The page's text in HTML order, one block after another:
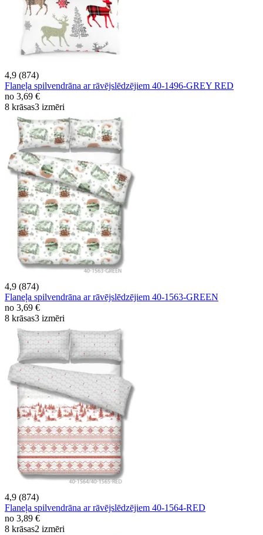
4,9 (874)
Flaneļa spilvendrāna ar rāvējslēdzējiem 40-1496-GREY RED
no 3,69 €
8 krāsas3 izmēri
4,9 (874)
Flaneļa spilvendrāna ar rāvējslēdzējiem 40-1563-GREEN
no 3,69 €
8 krāsas3 izmēri
4,9 (874)
Flaneļa spilvendrāna ar rāvējslēdzējiem 40-1564-RED
no 3,89 €
8 krāsas2 izmēri